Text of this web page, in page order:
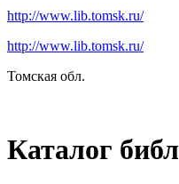
http://www.lib.tomsk.ru/
http://www.lib.tomsk.ru/
Томская обл.
Каталог